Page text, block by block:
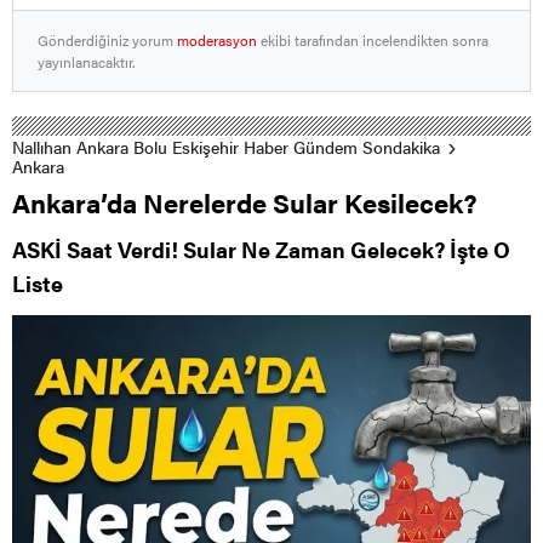
Gönderdiğiniz yorummoderasyon ekibi tarafından incelendikten sonra
yayınlanacaktır.
Nallıhan Ankara Bolu Eskişehir Haber Gündem Sondakika
Ankara
Ankara’da Nerelerde Sular Kesilecek?
ASKİ Saat Verdi! Sular Ne Zaman Gelecek? İşte O
Liste